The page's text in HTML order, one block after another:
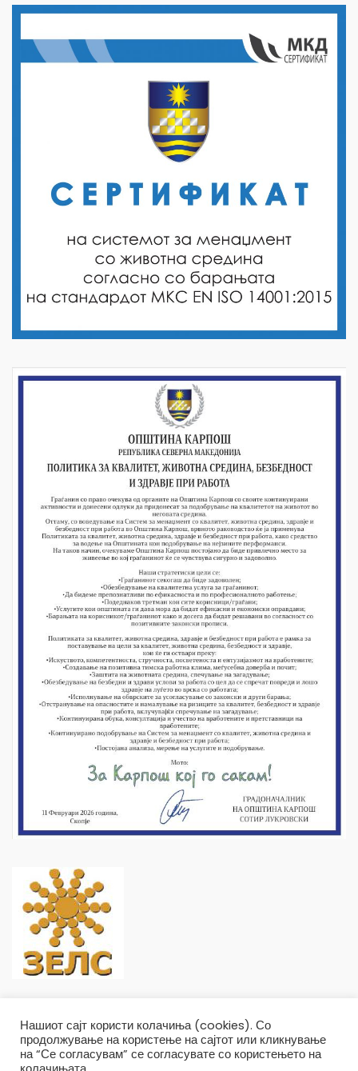
Нашиот сајт користи колачиња (cookies). Со
продолжување на користење на сајтот или кликнување
на “Се согласувам” се согласувате со користењето на